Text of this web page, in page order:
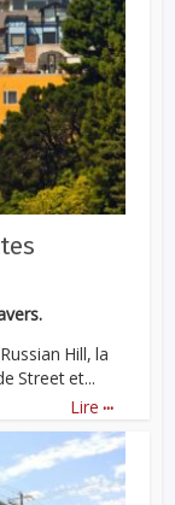
Hill, la
Street et...
Lire ...